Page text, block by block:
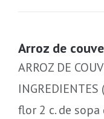
Arroz de
ARROZ DE
flor 2 c. de sopa